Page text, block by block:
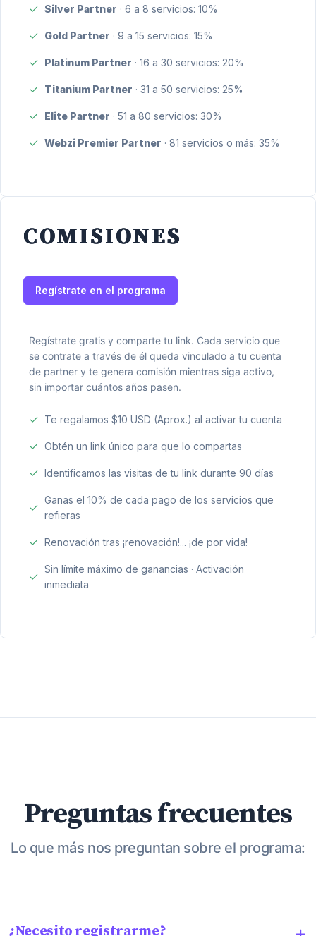
Silver Partner · 6 a 8 servicios: 10%
Gold Partner · 9 a 15 servicios: 15%
Platinum Partner · 16 a 30 servicios: 20%
Titanium Partner · 31 a 50 servicios: 25%
Elite Partner · 51 a 80 servicios: 30%
Webzi Premier Partner · 81 servicios o más: 35%
COMISIONES
Regístrate en el programa
Regístrate gratis y comparte tu link. Cada servicio que
se contrate a través de él queda vinculado a tu cuenta
de partner y te genera comisión mientras siga activo,
sin importar cuántos años pasen.
Te regalamos $10 USD (Aprox.) al activar tu cuenta
Obtén un link único para que lo compartas
Identificamos las visitas de tu link durante 90 días
Ganas el 10% de cada pago de los servicios que
refieras
Renovación tras ¡renovación!... ¡de por vida!
Sin límite máximo de ganancias · Activación
inmediata
Preguntas frecuentes
Lo que más nos preguntan sobre el programa:
¿Necesito registrarme?